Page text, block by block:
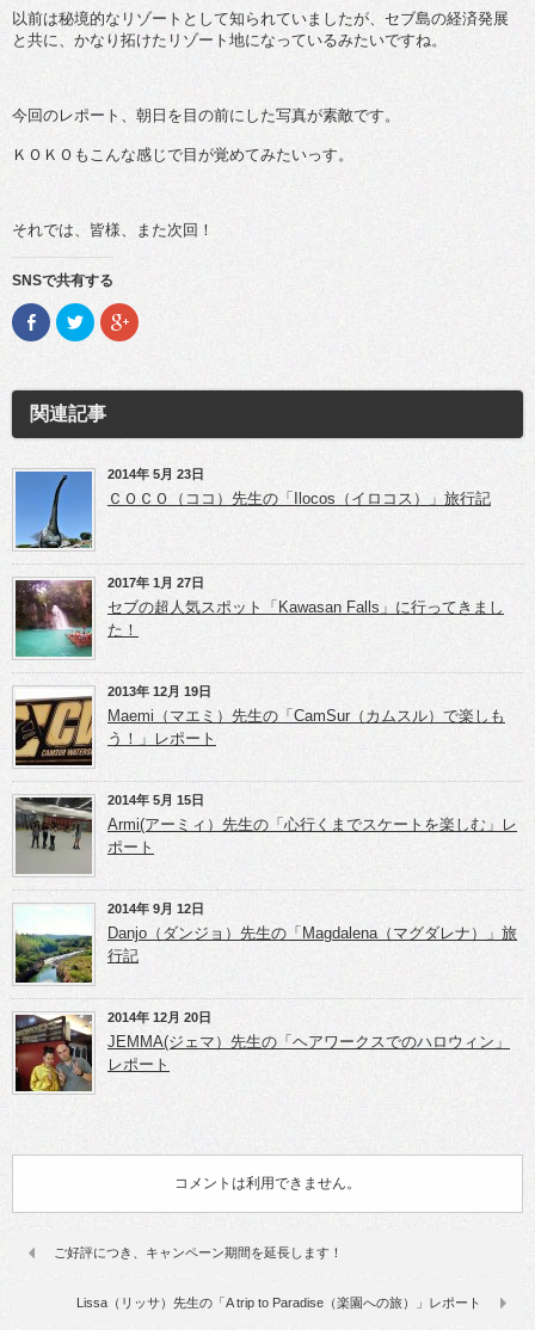
以前は秘境的なリゾートとして知られていましたが、セブ島の経済発展
と共に、かなり拓けたリゾート地になっているみたいですね。
今回のレポート、朝日を目の前にした写真が素敵です。
ＫＯＫＯもこんな感じで目が覚めてみたいっす。
それでは、皆様、また次回！
SNSで共有する
F
a
o
o
k
で
(新
し
い
ウ
ィ
ン
ド
ウ
で
開
き
ま
す)
ク
リ
て
T
w
i
e
有
(新
し
い
ウ
ィ
ン
ド
ウ
で
開
き
ま
す)
ク
リ
て
o
e
+
で
し
い
ウ
ィ
ン
ド
開
き
す)
関連記事
2014年 5月 23日
ＣＯＣＯ（ココ）先生の「Ilocos（イロコス）」旅行記
2017年 1月 27日
セブの超人気スポット「Kawasan Falls」に行ってきまし
た！
2013年 12月 19日
Maemi（マエミ）先生の「CamSur（カムスル）で楽しも
う！」レポート
2014年 5月 15日
Armi(アーミィ）先生の「心行くまでスケートを楽しむ」レ
ポート
2014年 9月 12日
Danjo（ダンジョ）先生の「Magdalena（マグダレナ）」旅
行記
2014年 12月 20日
JEMMA(ジェマ）先生の「ヘアワークスでのハロウィン」
レポート
コメントは利用できません。
ご好評につき、キャンペーン期間を延長します！
Lissa（リッサ）先生の「A trip to Paradise（楽園への旅）」レポート